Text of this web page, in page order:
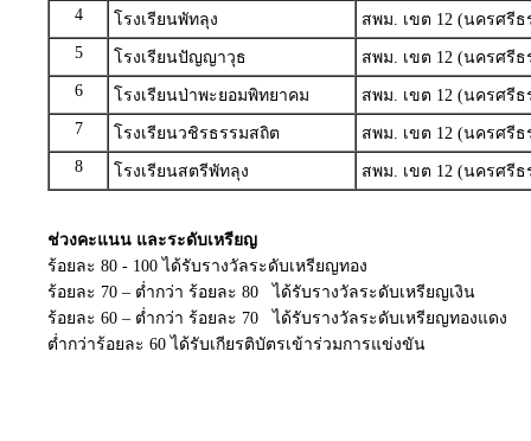
4
โรงเรียนพัทลุง
สพม. เขต 12 (นครศรี
5
โรงเรียนปัญญาวุธ
สพม. เขต 12 (นครศรี
6
โรงเรียนป่าพะยอมพิทยาคม
สพม. เขต 12 (นครศรี
7
โรงเรียนวชิรธรรมสถิต
สพม. เขต 12 (นครศรี
8
โรงเรียนสตรีพัทลุง สพม. เขต 12 (นครศรี
ช่วงคะแนน และระดับเหรียญ
ร้อยละ 80 - 100 ได้รับรางวัลระดับเหรียญทอง
ร้อยละ 70 – ต่ำกว่า ร้อยละ 80 ได้รับรางวัลระดับเหรียญเงิน
ร้อยละ 60 – ต่ำกว่า ร้อยละ 70 ได้รับรางวัลระดับเหรียญทองแดง
ต่ำกว่าร้อยละ 60 ได้รับเกียรติบัตรเข้าร่วมการแข่งขัน